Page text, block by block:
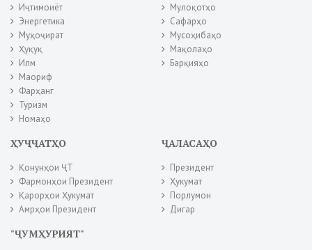
Иҷтимоиёт
Энергетика
Муҳоҷират
Ҳуқуқ
Илм
Маориф
Фарҳанг
Туризм
Номаҳо
Мулоқотҳо
Сафарҳо
Мусоҳибаҳо
Мақолаҳо
Барқияҳо
ҲУҶҶАТҲО
Қонунҳои ҶТ
Фармонҳои Президент
Қарорҳои Ҳукумат
Амрҳои Президент
ҶАЛАСАҲО
Президент
Ҳукумат
Порлумон
Дигар
"ҶУМҲУРИЯТ"